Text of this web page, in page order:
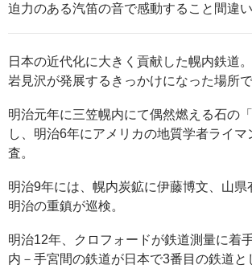
迫力のある汽笛の音で感動すること間違い
日本の近代化に大きく貢献した幌内鉄道。
岩見沢が発展するきっかけになった場所で
明治元年に三笠幌内にて偶然燃える石の
し、明治6年にアメリカの地質学者ライマ
査。
明治9年には、幌内炭鉱に伊藤博文、山県
明治の重鎮が巡検。
明治12年、クロフォードが鉄道測量に着
内－手宮間の鉄道が日本で3番目の鉄道と